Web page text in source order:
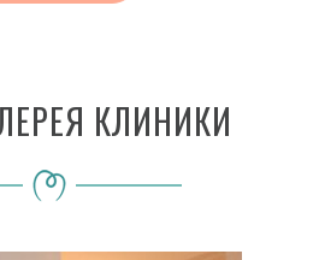
КЛИНИКИ